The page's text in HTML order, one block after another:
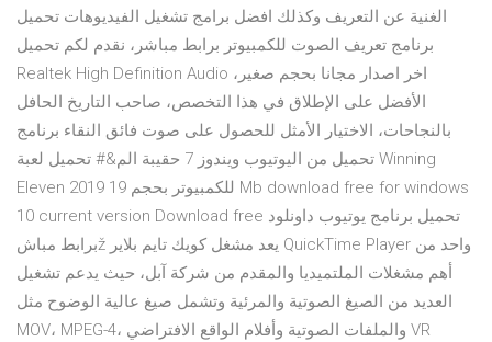
الغنية عن التعريف وكذلك افضل برامج تشغيل الفيديوهات تحميل
برنامج تعريف الصوت للكمبيوتر برابط مباشر، نقدم لكم تحميل
Realtek High Definition Audio اخر اصدار مجانا بحجم صغير،
الأفضل على الإطلاق في هذا التخصص، صاحب التاريخ الحافل
بالنجاحات، الاختيار الأمثل للحصول على صوت فائق النقاء برنامج
تحميل من اليوتيوب ويندوز 7 حقيبة الم&# تحميل لعبة Winning
Eleven 2019 للكمبيوتر بحجم 19 Mb download free for windows
10 current version Download free تحميل برنامج يوتيوب داونلود
برابط مباشž يعد مشغل كويك تايم بلاير QuickTime Player واحد من
أهم مشغلات الملتميديا والمقدم من شركة آبل، حيث يدعم تشغيل
العديد من الصيغ الصوتية والمرئية وتشمل صيغ عالية الوضوح مثل
MOV، MPEG-4، والملفات الصوتية وأفلام الواقع الافتراضي VR